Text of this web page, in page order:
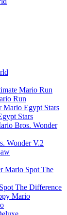
Run
Stars
Wonder V.2
The Difference